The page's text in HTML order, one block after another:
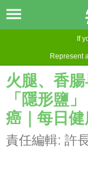
If
Represent
火腿、香
「隱形鹽
癌｜每日
責任編輯: 許